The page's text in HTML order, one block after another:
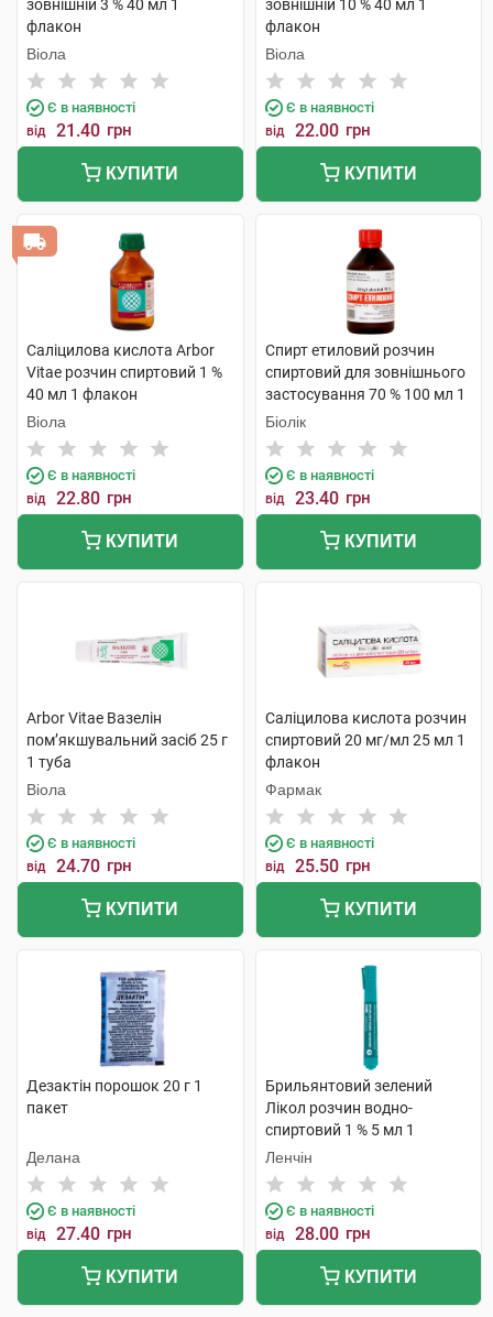
зовнішній 3 % 40 мл 1
флакон
Віола
Є в наявності
від 21.40 грн
КУПИТИ
зовнішній 10 % 40 мл 1
флакон
Віола
Є в наявності
від 22.00 грн
КУПИТИ
Саліцилова кислота Arbor
Vitae розчин спиртовий 1 %
40 мл 1 флакон
Віола
Є в наявності
від 22.80 грн
КУПИТИ
Спирт етиловий розчин
спиртовий для зовнішнього
застосування 70 % 100 мл 1
флакон
Біолік
Є в наявності
від 23.40 грн
КУПИТИ
Arbor Vitae Вазелін
пом’якшувальний засіб 25 г
1 туба
Віола
Є в наявності
від 24.70 грн
КУПИТИ
Саліцилова кислота розчин
спиртовий 20 мг/мл 25 мл 1
флакон
Фармак
Є в наявності
від 25.50 грн
КУПИТИ
Дезактін порошок 20 г 1
пакет
Делана
Є в наявності
від 27.40 грн
КУПИТИ
Брильянтовий зелений
Лікол розчин водно-
спиртовий 1 % 5 мл 1
флакон-олівець
Ленчін
Є в наявності
від 28.00 грн
КУПИТИ